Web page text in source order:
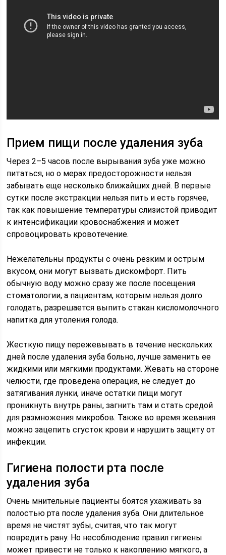
Прием пищи после удаления зуба
Через 2–5 часов после вырывания зуба уже можно
питаться, но о мерах предосторожности нельзя
забывать еще несколько ближайших дней. В первые
сутки после экстракции нельзя пить и есть горячее,
так как повышение температуры слизистой приводит
к интенсификации кровоснабжения и может
спровоцировать кровотечение.
Нежелательны продукты с очень резким и острым
вкусом, они могут вызвать дискомфорт. Пить
обычную воду можно сразу же после посещения
стоматологии, а пациентам, которым нельзя долго
голодать, разрешается выпить стакан кисломолочного
напитка для утоления голода.
Жесткую пищу пережевывать в течение нескольких
дней после удаления зуба больно, лучше заменить ее
жидкими или мягкими продуктами. Жевать на стороне
челюсти, где проведена операция, не следует до
затягивания лунки, иначе остатки пищи могут
проникнуть внутрь раны, загнить там и стать средой
для размножения микробов. Также во время жевания
можно зацепить сгусток крови и нарушить защиту от
инфекции.
Гигиена полости рта после
удаления зуба
Очень мнительные пациенты боятся ухаживать за
полостью рта после удаления зуба. Они длительное
время не чистят зубы, считая, что так могут
повредить рану. Но несоблюдение правил гигиены
может привести не только к накоплению мягкого, а